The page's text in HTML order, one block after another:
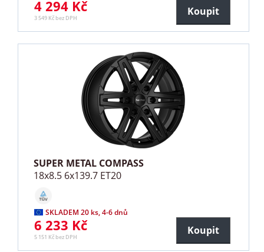
4 294 Kč
3 549 Kč bez DPH
Koupit
SUPER METAL COMPASS
18x8.5 6x139.7 ET20
SKLADEM 20 ks, 4-6 dnů
6 233 Kč
5 151 Kč bez DPH
Koupit